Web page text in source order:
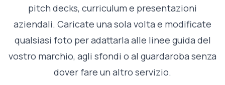
pitch decks, curriculum e presentazioni
aziendali. Caricate una sola volta e modificate
qualsiasi foto per adattarla alle linee guida del
vostro marchio, agli sfondi o al guardaroba senza
dover fare un altro servizio.